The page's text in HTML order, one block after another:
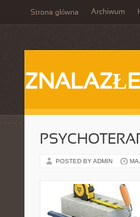
Strona główna Archiwum
POSTED BY ADMIN